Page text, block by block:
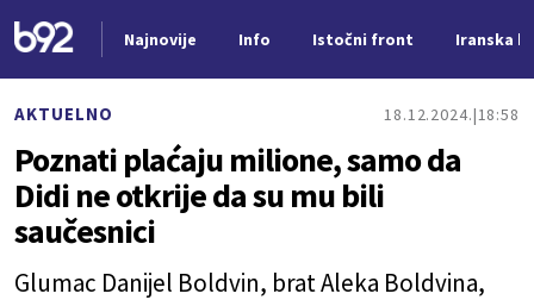
Najnovije Info Istočni front Iranska
AKTUELNO 18.12.2024. 18:58
Poznati plaćaju milione, samo da
Didi ne otkrije da su mu bili
saučesnici
Glumac Danijel Boldvin, brat Aleka Boldvina,